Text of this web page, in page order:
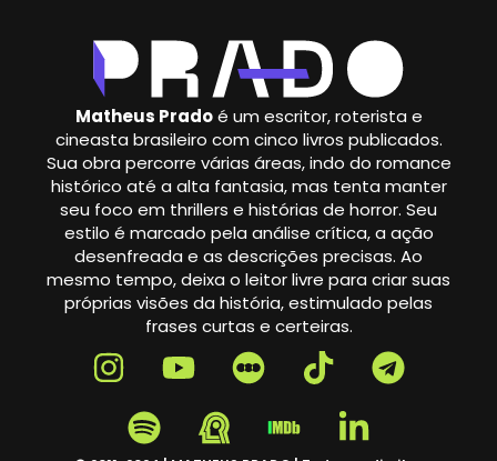
Matheus Pradoé um escritor, roterista e
cineasta brasileiro com cinco livros publicados.
Sua obra percorre várias áreas, indo do romance
histórico até a alta fantasia, mas tenta manter
seu foco em thrillers e histórias de horror. Seu
estilo é marcado pela análise crítica, a ação
desenfreada e as descrições precisas. Ao
mesmo tempo, deixa o leitor livre para criar suas
próprias visões da história, estimulado pelas
frases curtas e certeiras.